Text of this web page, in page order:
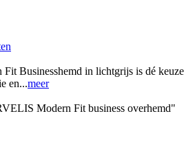
Businesshemd in lichtgrijs is dé keuze
en...meer
Modern Fit business overhemd"